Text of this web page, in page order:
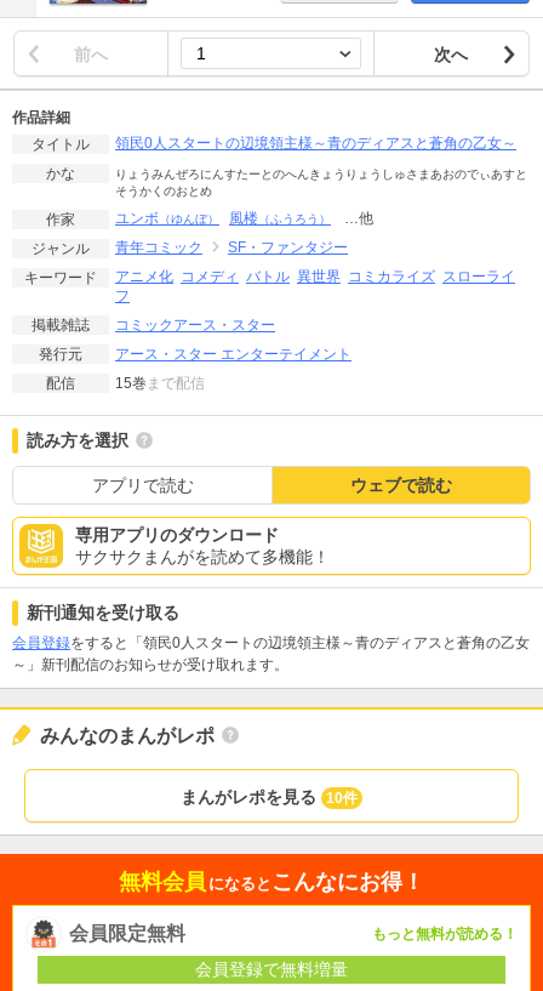
前へ 次へ
作品詳細
タイトル
領民0人スタートの辺境領主様～青のディアスと蒼角の乙女～
かな
りょうみんぜろにんすたーとのへんきょうりょうしゅさまあおのでぃあすと
そうかくのおとめ
作家 ユンボ （ゆんぼ） 風楼 （ふうろう）
…他
ジャンル
青年コミック
SF・ファンタジー
キーワード
アニメ化 コメディ バトル 異世界 コミカライズ スローライ
フ
掲載雑誌
コミックアース・スター
発行元
アース・スター エンターテイメント
配信
15巻 まで配信
読み方を選択
アプリで読む ウェブで読む
専用アプリのダウンロード
サクサクまんがを読めて多機能！
新刊通知を受け取る
会員登録をすると「領民0人スタートの辺境領主様～青のディアスと蒼角の乙女
～」新刊配信のお知らせが受け取れます。
みんなのまんがレポ
まんがレポを見る 10件
無料会員 になると こんなにお得！
会員限定無料 もっと無料が読める！
会員登録で無料増量